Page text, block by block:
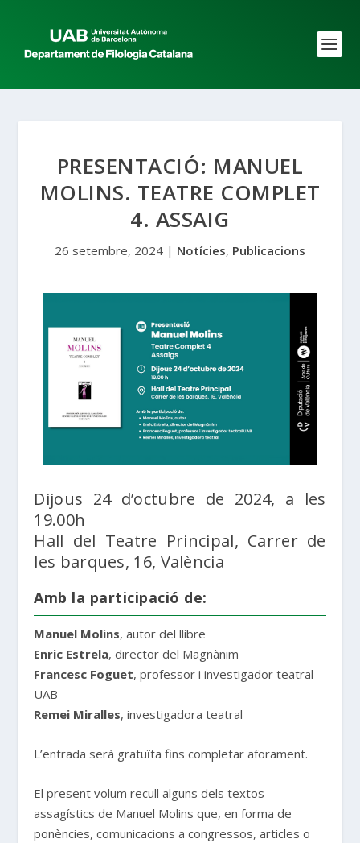
PRESENTACIÓ: MANUEL
MOLINS. TEATRE COMPLET
4. ASSAIG
26 setembre, 2024 | Notícies, Publicacions
Dijous 24 d’octubre de 2024, a les
19.00h
Hall del Teatre Principal, Carrer de
les barques, 16, València
Amb la participació de:
Manuel Molins, autor del llibre
Enric Estrela, director del Magnànim
Francesc Foguet, professor i investigador teatral
UAB
Remei Miralles, investigadora teatral
L’entrada serà gratuïta fins completar aforament.
El present volum recull alguns dels textos
assagístics de Manuel Molins que, en forma de
ponències, comunicacions a congressos, articles o